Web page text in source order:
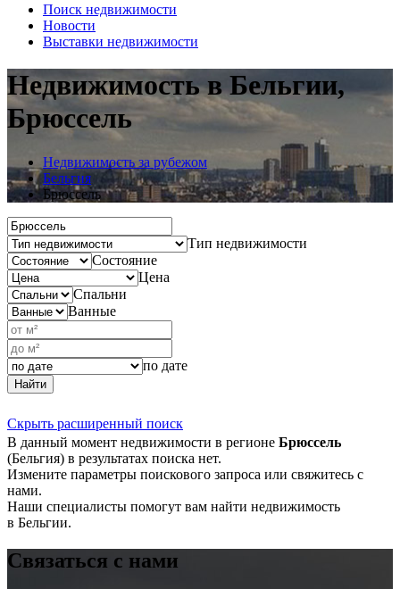
Поиск недвижимости
Новости
Выставки недвижимости
Недвижимость в Бельгии,
Брюссель
Недвижимость за рубежом
Бельгия
Брюссель
Тип недвижимости
Состояние
Цена
Спальни
Ванные
по дате
Найти
Скрыть расширенный поиск
В данный момент недвижимости в регионе Брюссель
(Бельгия) в результатах поиска нет.
Измените параметры поискового запроса или свяжитесь с
нами.
Наши специалисты помогут вам найти недвижимость
в Бельгии.
Связаться с нами